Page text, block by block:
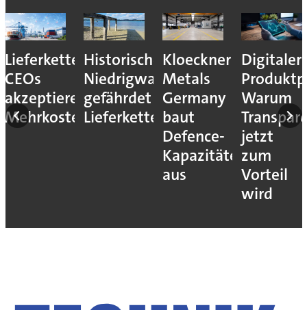
Lieferkettenresilienz:
CEOs
akzeptieren
Mehrkosten
Historisches
Niedrigwasser
gefährdet
Lieferketten
Kloeckner
Metals
Germany
baut
Defence-
Kapazitäten
aus
Digitaler
Warum
jetzt
zum
Vorteil
wird